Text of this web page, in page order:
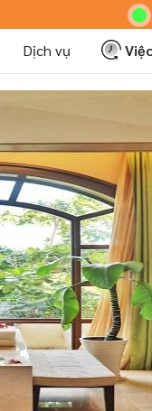
Hoteljob MV:
Dịch vụ